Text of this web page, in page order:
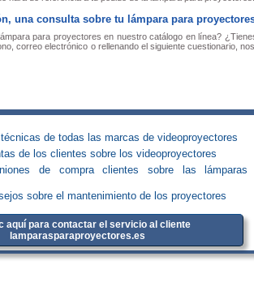
una consulta sobre tu lámpara para
para proyectores en nuestro catálogo en línea?
correo electrónico o rellenando el siguiente cuestionario,
de todas las marcas de videoproyectores
de los clientes sobre los videoproyectores
de compra clientes sobre las lámparas
sobre el mantenimiento de los proyectores
aquí para contactar el servicio al cliente
lamparasparaproyectores.es